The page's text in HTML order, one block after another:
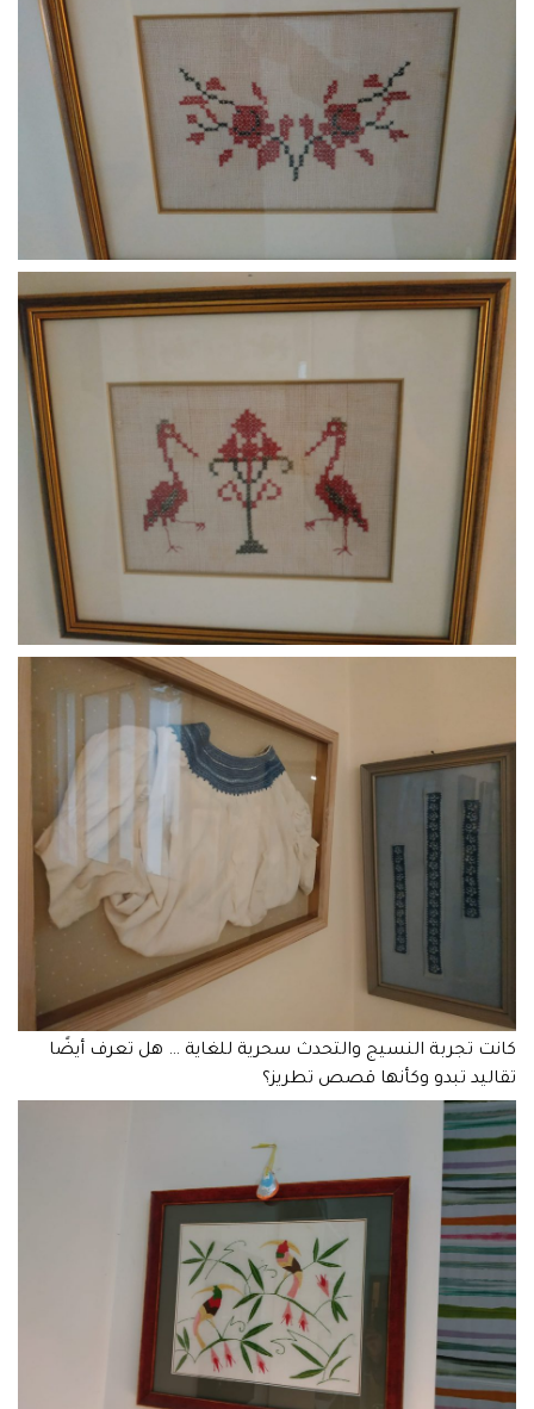
كانت تجربة النسيج والتحدث سحرية للغاية … هل تعرف أيضًا
تقاليد تبدو وكأنها قصص تطريز؟